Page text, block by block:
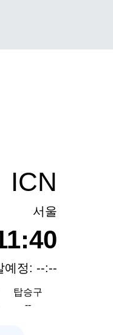
ICN
서울
예정: --:--
탑승구
--